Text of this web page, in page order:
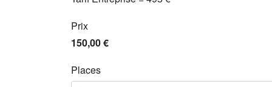
Prix
150,00 €
Places